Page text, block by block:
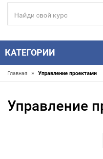
КАТЕГОРИИ
Главная » Управление проектами
Управление